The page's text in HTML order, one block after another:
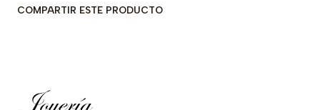
COMPARTIR ESTE PRODUCTO